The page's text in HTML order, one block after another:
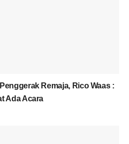
Remaja, Rico Waas :
Ada Acara